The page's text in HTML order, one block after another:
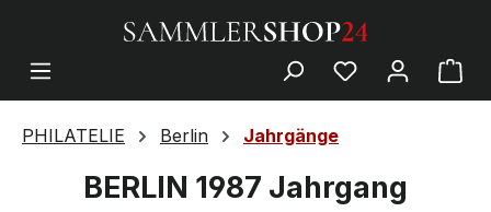
PHILATELIE Berlin Jahrgänge
BERLIN 1987 Jahrgang